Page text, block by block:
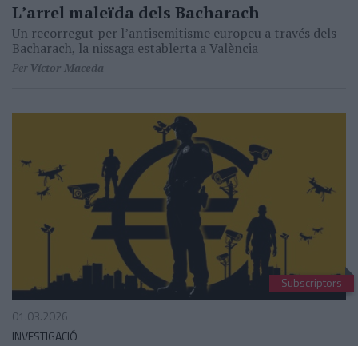
Lʼarrel maleïda dels Bacharach
Un recorregut per lʼantisemitisme europeu a través dels
Bacharach, la nissaga establerta a València
Per Víctor Maceda
Subscriptors
01.03.2026
INVESTIGACIÓ